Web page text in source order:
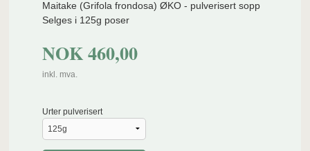
Maitake (Grifola frondosa) ØKO - pulverisert sopp
Selges i 125g poser
NOK460,00
inkl. mva.
Urter pulverisert